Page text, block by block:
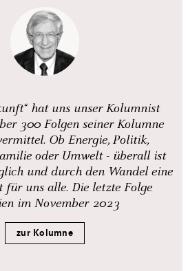
hat uns unser Kolumnist
300 Folgen seiner Kolumne
Ob Energie, Politik,
oder Umwelt - überall ist
und durch den Wandel eine
für uns alle. Die letzte Folge
im November 2023
zur Kolumne